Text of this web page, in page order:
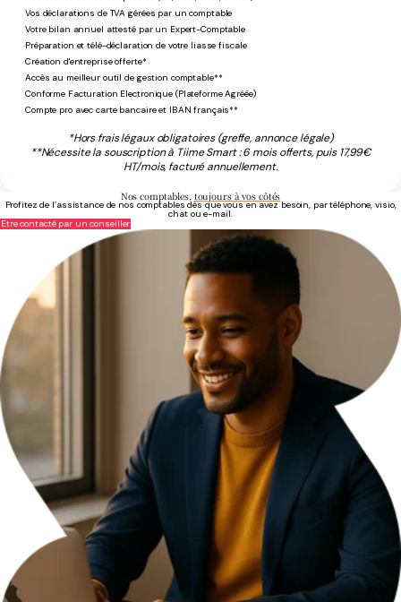
Vos déclarations de TVA gérées par un comptable
Votre bilan annuel attesté par un Expert-Comptable
Préparation et télé-déclaration de votre liasse fiscale
Création d'entreprise offerte*
Accès au meilleur outil de gestion comptable**
Conforme Facturation Electronique (Plateforme Agréée)
Compte pro avec carte bancaire et IBAN français**
*Hors frais légaux obligatoires (greffe, annonce légale)
**Nécessite la souscription à Tiime Smart : 6 mois offerts, puis 17,99€
HT/mois, facturé annuellement.
Nos comptables, toujours à vos côtés
Profitez de l’assistance de nos comptables dès que vous en avez besoin, par téléphone, visio,
chat ou e-mail.
Être contacté par un conseiller